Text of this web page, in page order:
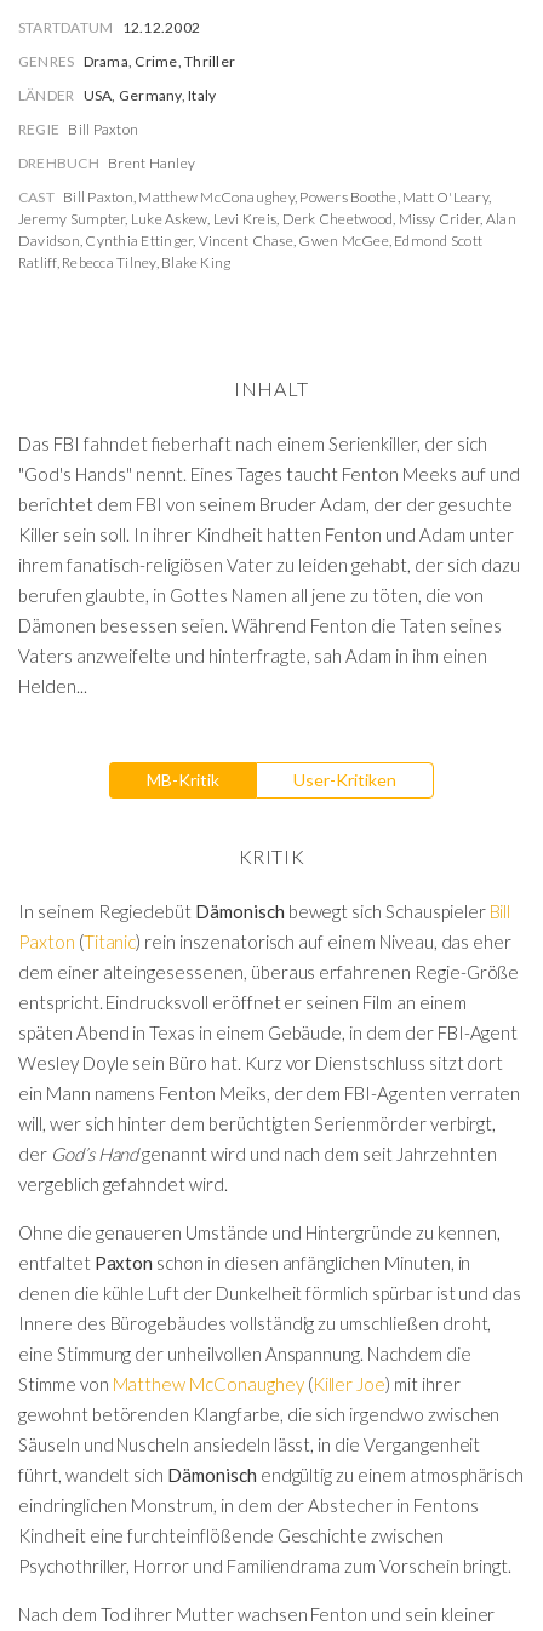
STARTDATUM
12.12.2002
GENRES Drama, Crime, Thriller
LÄNDER USA, Germany, Italy
REGIE Bill Paxton
DREHBUCH Brent Hanley
CAST Bill Paxton, Matthew McConaughey, Powers Boothe, Matt O'Leary,
Jeremy Sumpter, Luke Askew, Levi Kreis, Derk Cheetwood, Missy Crider, Alan
Davidson, Cynthia Ettinger, Vincent Chase, Gwen McGee, Edmond Scott
Ratliff, Rebecca Tilney, Blake King
INHALT
Das FBI fahndet fieberhaft nach einem Serienkiller, der sich
"God's Hands" nennt. Eines Tages taucht Fenton Meeks auf und
berichtet dem FBI von seinem Bruder Adam, der der gesuchte
Killer sein soll. In ihrer Kindheit hatten Fenton und Adam unter
ihrem fanatisch-religiösen Vater zu leiden gehabt, der sich dazu
berufen glaubte, in Gottes Namen all jene zu töten, die von
Dämonen besessen seien. Während Fenton die Taten seines
Vaters anzweifelte und hinterfragte, sah Adam in ihm einen
Helden...
MB-Kritik User-Kritiken
KRITIK
In seinem Regiedebüt Dämonisch bewegt sich Schauspieler Bill
Paxton (Titanic) rein inszenatorisch auf einem Niveau, das eher
dem einer alteingesessenen, überaus erfahrenen Regie-Größe
entspricht. Eindrucksvoll eröffnet er seinen Film an einem
späten Abend in Texas in einem Gebäude, in dem der FBI-Agent
Wesley Doyle sein Büro hat. Kurz vor Dienstschluss sitzt dort
ein Mann namens Fenton Meiks, der dem FBI-Agenten verraten
will, wer sich hinter dem berüchtigten Serienmörder verbirgt,
der God’s Handgenannt wird und nach dem seit Jahrzehnten
vergeblich gefahndet wird.
Ohne die genaueren Umstände und Hintergründe zu kennen,
entfaltet Paxton schon in diesen anfänglichen Minuten, in
denen die kühle Luft der Dunkelheit förmlich spürbar ist und das
Innere des Bürogebäudes vollständig zu umschließen droht,
eine Stimmung der unheilvollen Anspannung. Nachdem die
Stimme von Matthew McConaughey(Killer Joe) mit ihrer
gewohnt betörenden Klangfarbe, die sich irgendwo zwischen
Säuseln und Nuscheln ansiedeln lässt, in die Vergangenheit
führt, wandelt sich Dämonisch endgültig zu einem atmosphärisch
eindringlichen Monstrum, in dem der Abstecher in Fentons
Kindheit eine furchteinflößende Geschichte zwischen
Psychothriller, Horror und Familiendrama zum Vorschein bringt.
Nach dem Tod ihrer Mutter wachsen Fenton und sein kleiner